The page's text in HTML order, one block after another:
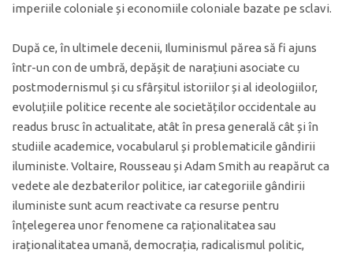
imperiile coloniale și economiile coloniale bazate pe sclavi.
După ce, în ultimele decenii, Iluminismul părea să fi ajuns
într-un con de umbră, depășit de narațiuni asociate cu
postmodernismul și cu sfârșitul istoriilor și al ideologiilor,
evoluțiile politice recente ale societăților occidentale au
readus brusc în actualitate, atât în presa generală cât și în
studiile academice, vocabularul și problematicile gândirii
iluministe. Voltaire, Rousseau și Adam Smith au reapărut ca
vedete ale dezbaterilor politice, iar categoriile gândirii
iluministe sunt acum reactivate ca resurse pentru
înțelegerea unor fenomene ca raționalitatea sau
iraționalitatea umană, democrația, radicalismul politic,